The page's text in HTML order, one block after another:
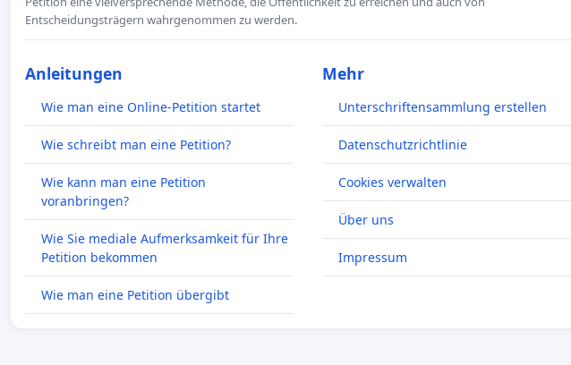
Entscheidungsträgern wahrgenommen zu werden.
Anleitungen
Wie man eine Online-Petition startet
Wie schreibt man eine Petition?
Wie kann man eine Petition
voranbringen?
Wie Sie mediale Aufmerksamkeit für Ihre
Petition bekommen
Wie man eine Petition übergibt
Mehr
Unterschriftensammlung erstellen
Datenschutzrichtlinie
Cookies verwalten
Über uns
Impressum